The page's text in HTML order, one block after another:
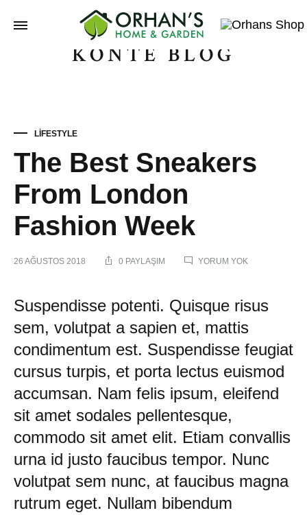
Orhans
KONTE BLOG
LIFESTYLE
The Best Sneakers
From London
Fashion Week
26 AĞUSTOS 2018 0 PAYLAŞIM YORUM YOK
Suspendisse potenti. Quisque risus
sem, volutpat a sapien et, mattis
condimentum est. Suspendisse feugiat
cursus turpis, et porta lectus euismod
accumsan. Nam felis ipsum, eleifend
sit amet sodales pellentesque,
commodo sit amet elit. Etiam convallis
urna id justo faucibus tempor. Nunc
volutpat sem nunc, at faucibus magna
rutrum eget. Nullam bibendum